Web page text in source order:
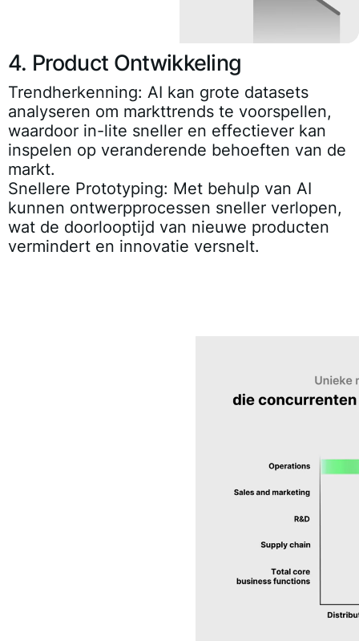
4. Product Ontwikkeling
Trendherkenning: AI kan grote datasets
analyseren om markttrends te voorspellen,
waardoor in-lite sneller en effectiever kan
inspelen op veranderende behoeften van de
markt.
Snellere Prototyping: Met behulp van AI
kunnen ontwerpprocessen sneller verlopen,
wat de doorlooptijd van nieuwe producten
vermindert en innovatie versnelt.